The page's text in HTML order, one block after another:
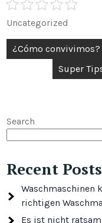
Uncategorized
Post
navigation
¿Cómo convivimos?
Super
Search
Recent Posts
Waschmaschinen
richtigen
Es ist nicht